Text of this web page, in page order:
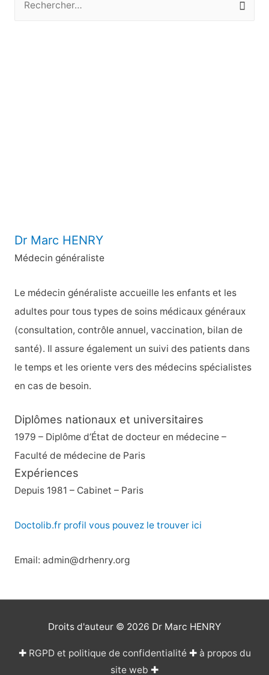
Dr Marc HENRY
Médecin généraliste
Le médecin généraliste accueille les enfants et les
adultes pour tous types de soins médicaux généraux
(consultation, contrôle annuel, vaccination, bilan de
santé). Il assure également un suivi des patients dans
le temps et les oriente vers des médecins spécialistes
en cas de besoin.
Diplômes nationaux et universitaires
1979 – Diplôme d’État de docteur en médecine –
Faculté de médecine de Paris
Expériences
Depuis 1981 – Cabinet – Paris
Doctolib.fr profil vous pouvez le trouver ici
Email: admin@drhenry.org
Droits d'auteur © 2026 Dr Marc HENRY
✚ RGPD et politique de confidentialité✚ à propos du
site web ✚